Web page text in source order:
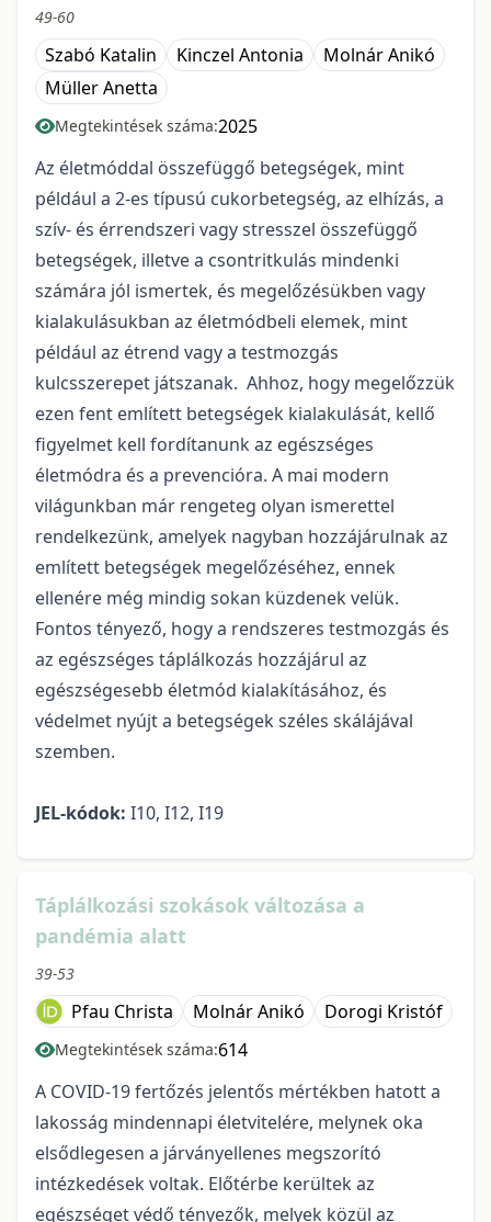
49-60
Szabó Katalin Kinczel Antonia
Molnár Anikó
Müller Anetta
Megtekintések száma:2025
Az életmóddal összefüggő betegségek, mint
például a 2-es típusú cukorbetegség, az elhízás, a
szív- és érrendszeri vagy stresszel összefüggő
betegségek, illetve a csontritkulás mindenki
számára jól ismertek, és megelőzésükben vagy
kialakulásukban az életmódbeli elemek, mint
például az étrend vagy a testmozgás
kulcsszerepet játszanak. Ahhoz, hogy megelőzzük
ezen fent említett betegségek kialakulását, kellő
figyelmet kell fordítanunk az egészséges
életmódra és a prevencióra. A mai modern
világunkban már rengeteg olyan ismerettel
rendelkezünk, amelyek nagyban hozzájárulnak az
említett betegségek megelőzéséhez, ennek
ellenére még mindig sokan küzdenek velük.
Fontos tényező, hogy a rendszeres testmozgás és
az egészséges táplálkozás hozzájárul az
egészségesebb életmód kialakításához, és
védelmet nyújt a betegségek széles skálájával
szemben.
JEL-kódok: I10, I12, I19
Táplálkozási szokások változása a
pandémia alatt
39-53
Pfau Christa Molnár Anikó Dorogi Kristóf
Megtekintések száma:614
A COVID-19 fertőzés jelentős mértékben hatott a
lakosság mindennapi életvitelére, melynek oka
elsődlegesen a járványellenes megszorító
intézkedések voltak. Előtérbe kerültek az
egészséget védő tényezők, melyek közül az